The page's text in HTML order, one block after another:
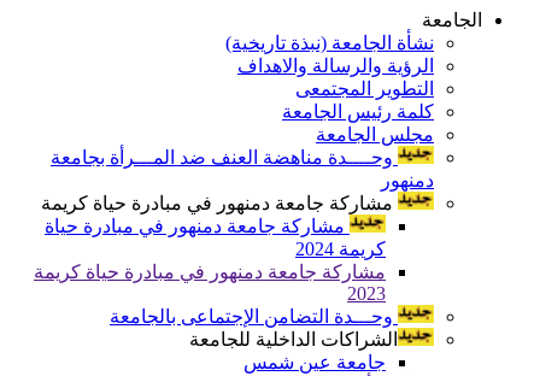
الجامعة
نشأة الجامعة (نبذة تاريخية)
الرؤية والرسالة والاهداف
التطوير المجتمعى
كلمة رئيس الجامعة
مجلس الجامعة
وحــــدة مناهضة العنف ضد المـــرأة بجامعة
دمنهور
مشاركة جامعة دمنهور في مبادرة حياة كريمة
مشاركة جامعة دمنهور في مبادرة حياة
كريمة 2024
مشاركة جامعة دمنهور في مبادرة حياة كريمة
2023
وحـــدة التضامن الإجتماعى بالجامعة
الشراكات الداخلية للجامعة
جامعة عين شمس